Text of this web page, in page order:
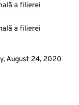
a filierei
a filierei
August 24, 2020